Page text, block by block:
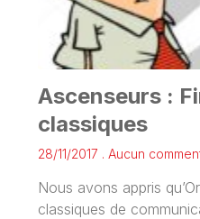
Ascenseurs :
classiques
28/11/2017 Aucun
Nous avons appris
classiques de